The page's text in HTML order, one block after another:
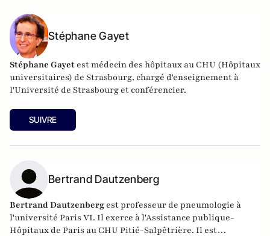
Stéphane Gayet
Stéphane Gayet est médecin des hôpitaux au CHU (Hôpitaux
universitaires) de Strasbourg, chargé d'enseignement à
l'Université de Strasbourg et conférencier.
SUIVRE
Bertrand Dautzenberg
Bertrand Dautzenberg est professeur de pneumologie à
l'université Paris VI. Il exerce à l'Assistance publique-
Hôpitaux de Paris au CHU Pitié-Salpêtrière. Il est